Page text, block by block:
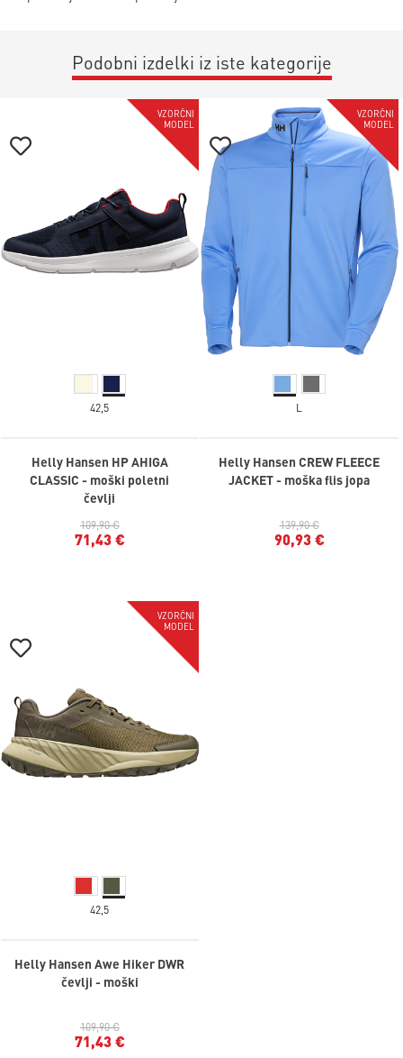
Podobni izdelki iz iste kategorije
-35%
VZORČNI
MODEL
42,5
Helly Hansen HP AHIGA
CLASSIC - moški poletni
čevlji
109,90 €
71,43 €
-35%
VZORČNI
MODEL
L
Helly Hansen CREW FLEECE
JACKET - moška flis jopa
139,90 €
90,93 €
-35%
VZORČNI
MODEL
42,5
Helly Hansen Awe Hiker DWR
čevlji - moški
109,90 €
71,43 €